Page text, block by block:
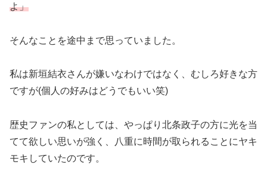
よ」
そんなことを途中まで思っていました。
私は新垣結衣さんが嫌いなわけではなく、むしろ好きな方
ですが(個人の好みはどうでもいい笑)
歴史ファンの私としては、やっぱり北条政子の方に光を当
てて欲しい思いが強く、八重に時間が取られることにヤキ
モキしていたのです。